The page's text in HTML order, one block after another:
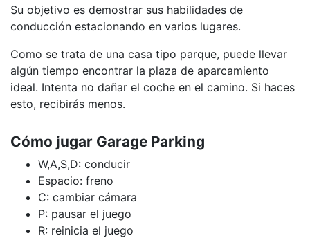
Su objetivo es demostrar sus habilidades de
conducción estacionando en varios lugares.
Como se trata de una casa tipo parque, puede llevar
algún tiempo encontrar la plaza de aparcamiento
ideal. Intenta no dañar el coche en el camino. Si haces
esto, recibirás menos.
Cómo jugar Garage Parking
W,A,S,D: conducir
Espacio: freno
C: cambiar cámara
P: pausar el juego
R: reinicia el juego